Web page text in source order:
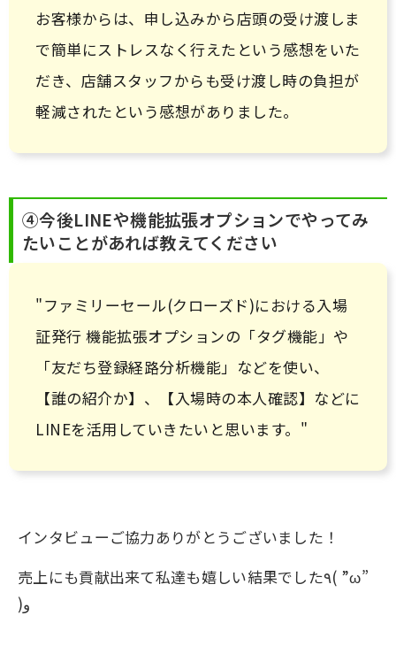
お客様からは、申し込みから店頭の受け渡しま
で簡単にストレスなく行えたという感想をいた
だき、店舗スタッフからも受け渡し時の負担が
軽減されたという感想がありました。
④今後LINEや機能拡張オプションでやってみ
たいことがあれば教えてください
"ファミリーセール(クローズド)における入場
証発行 機能拡張オプションの「タグ機能」や
「友だち登録経路分析機能」などを使い、
【誰の紹介か】、【入場時の本人確認】などに
LINEを活用していきたいと思います。"
インタビューご協力ありがとうございました！
売上にも貢献出来て私達も嬉しい結果でした٩( ”ω”
)و